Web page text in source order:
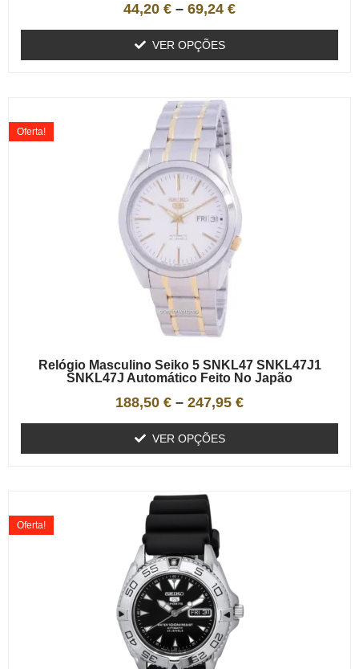
44,20 € – 69,24 €
VER OPÇÕES
Relógio Masculino Seiko 5 SNKL47 SNKL47J1
SNKL47J Automático Feito No Japão
Oferta!
188,50 € – 247,95 €
VER OPÇÕES
Oferta!